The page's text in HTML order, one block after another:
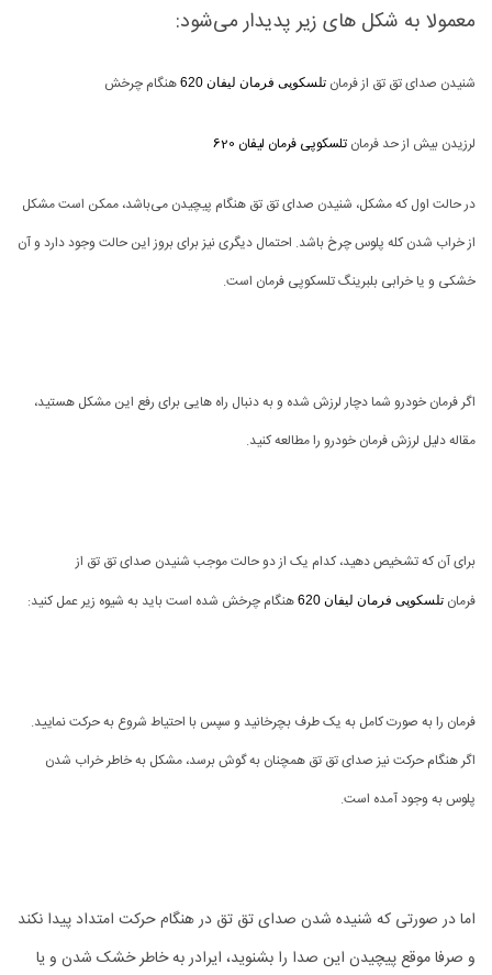
معمولا به شکل های زیر پدیدار می‌شود:
شنیدن صدای تق تق از فرمان تلسکوپی فرمان لیفان 620 هنگام چرخش
لرزیدن بیش از حد فرمان تلسکوپی فرمان لیفان 620
در حالت اول که مشکل، شنیدن صدای تق تق هنگام پیچیدن می‌باشد، ممکن است مشکل
از خراب شدن کله پلوس چرخ باشد. احتمال دیگری نیز برای بروز این حالت وجود دارد و آن
خشکی و یا خرابی بلبرینگ تلسکوپی فرمان است.
اگر فرمان خودرو شما دچار لرزش شده و به دنبال راه هایی برای رفع این مشکل هستید،
مقاله دلیل لرزش فرمان خودرو را مطالعه کنید.
برای آن که تشخیص دهید، کدام یک از دو حالت موجب شنیدن صدای تق تق از
فرمان تلسکوپی فرمان لیفان 620 هنگام چرخش شده است باید به شیوه زیر عمل کنید:
فرمان را به صورت کامل به یک طرف بچرخانید و سپس با احتیاط شروع به حرکت نمایید.
اگر هنگام حرکت نیز صدای تق تق همچنان به گوش برسد، مشکل به خاطر خراب شدن
پلوس به وجود آمده است.
اما در صورتی که شنیده شدن صدای تق تق در هنگام حرکت امتداد پیدا نکند
و صرفا موقع پیچیدن این صدا را بشنوید، ایرادر به خاطر خشک شدن و یا